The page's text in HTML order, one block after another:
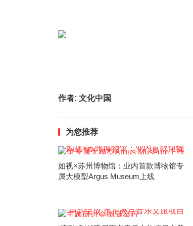
作者: 文化中国
为您推荐
如视×苏州博物馆：业内首款博物馆专
属大模型Argus Museum上线